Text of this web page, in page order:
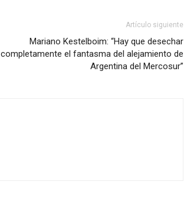
Artículo siguiente
Mariano Kestelboim: “Hay que desechar
completamente el fantasma del alejamiento de
Argentina del Mercosur”